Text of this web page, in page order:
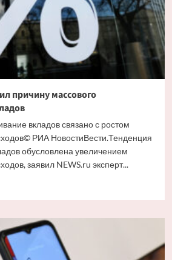
причину массового
вкладов связано с ростом
РИА НовостиВести.Тенденция
обусловлена увеличением
заявил NEWS.ru эксперт...